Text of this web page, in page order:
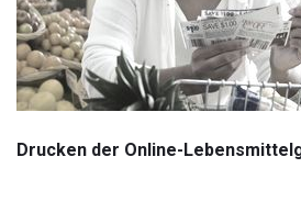
Drucken der Online-